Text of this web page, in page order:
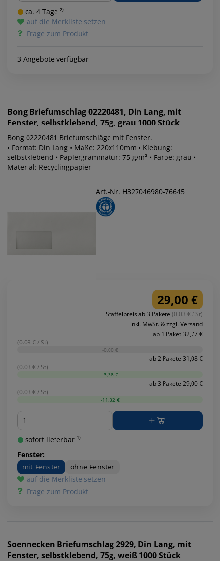
ca. 4 Tage ²⁾
auf die Merkliste setzen
Frage zum Produkt
3 Angebote verfügbar
Bong Briefumschlag 02220481, Din Lang, mit
Fenster, selbstklebend, 75g, grau 1000 Stück
Bong 02220481 Briefumschläge mit Fenster.
• Format: Din Lang • Maße: 220x110mm • Klebung:
selbstklebend • Papiergrammatur: 75 g/m² • Farbe: grau •
Material: Recyclingpapier
Art.-Nr. H327046980-76645
29,00 €
Staffelpreis ab 3 Pakete (0.03 € / St)
inkl. MwSt. & zzgl. Versand
ab 1 Paket 32,77 €
(0.03 € / St)
-0,00 €
ab 2 Pakete 31,08 €
(0.03 € / St)
-3,38 €
ab 3 Pakete 29,00 €
(0.03 € / St)
-11,32 €
Menge
sofort lieferbar ¹⁾
Fenster:
mit Fenster
ohne Fenster
auf die Merkliste setzen
Frage zum Produkt
Soennecken Briefumschlag 2929, Din Lang, mit
Fenster, selbstklebend, 75g, weiß 1000 Stück